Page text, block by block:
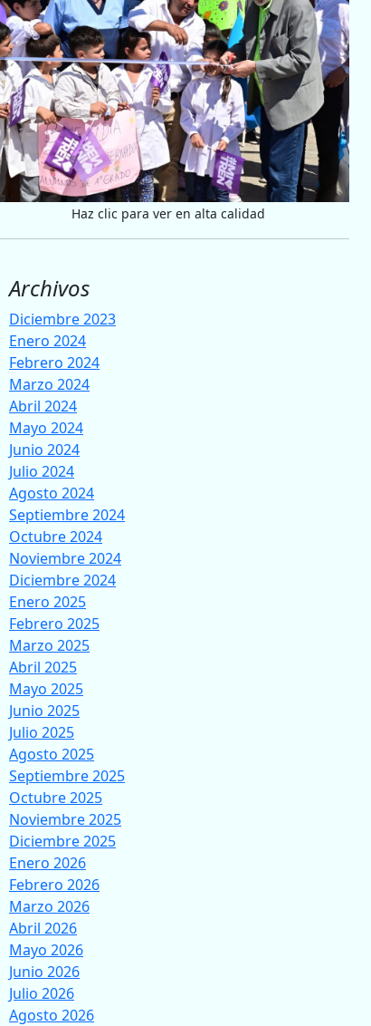
Haz clic para ver en alta calidad
Archivos
Diciembre 2023
Enero 2024
Febrero 2024
Marzo 2024
Abril 2024
Mayo 2024
Junio 2024
Julio 2024
Agosto 2024
Septiembre 2024
Octubre 2024
Noviembre 2024
Diciembre 2024
Enero 2025
Febrero 2025
Marzo 2025
Abril 2025
Mayo 2025
Junio 2025
Julio 2025
Agosto 2025
Septiembre 2025
Octubre 2025
Noviembre 2025
Diciembre 2025
Enero 2026
Febrero 2026
Marzo 2026
Abril 2026
Mayo 2026
Junio 2026
Julio 2026
Agosto 2026